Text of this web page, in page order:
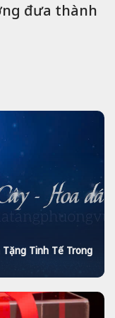
đưa thành
Tinh Tế Trong